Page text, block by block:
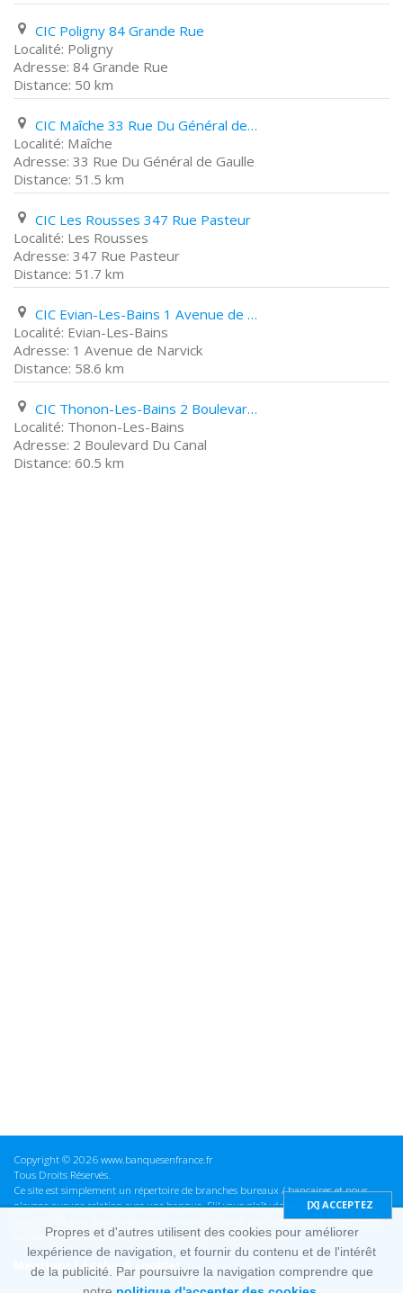
CIC Poligny 84 Grande Rue
Poligny
84 Grande Rue
50 km
CIC Maîche 33 Rue Du Général de Gaulle
Maîche
33 Rue Du Général de Gaulle
51.5 km
CIC Les Rousses 347 Rue Pasteur
Les Rousses
347 Rue Pasteur
51.7 km
CIC Evian-Les-Bains 1 Avenue de Narvick
Evian-Les-Bains
1 Avenue de Narvick
58.6 km
CIC Thonon-Les-Bains 2 Boulevard Du Canal
Thonon-Les-Bains
2 Boulevard Du Canal
60.5 km
Copyright © 2026 www.banquesenfrance.fr
Tous Droits Réservés.
Ce site est simplement un répertoire de branches bureaux / bancaires et nous
n'avons aucune relation avec une banque. S'il vous plaît vérifier ces informations
avant d'effectuer toute opération, nous ne sommes pas responsables des erreurs
ou des omissions dans les informations que nous fournissons.
Mentions Légales & cookies
Propres et d'autres utilisent des cookies pour améliorer
lexpérience de navigation, et fournir du contenu et de l'intérêt
de la publicité. Par poursuivre la navigation comprendre que